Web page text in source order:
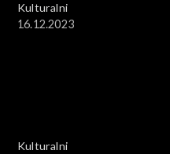
Kulturalni
16.12.2023
Kulturalni